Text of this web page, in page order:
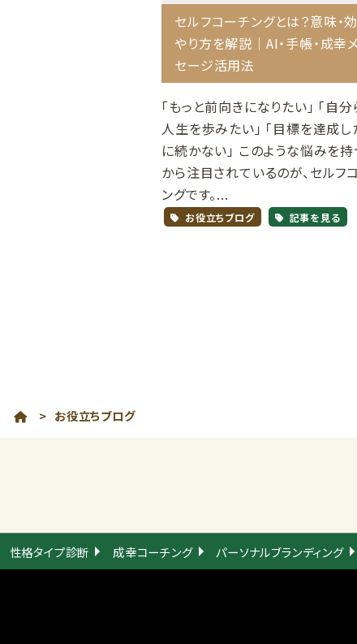
セルフコーチングとは？意味・効
やり方を解説｜AI・手帳・成幸
セージ活用法
「もっと前向きになりたい」 「自
人生を歩みたい」 「目標を達成し
に続かない」 このような悩みを持
から注目されているのが、セルフ
ングです。...
お役立ちブログ 記事を見る
> お役立ちブログ
性格タイプ診断 成幸コーチング パーソナルブランディング